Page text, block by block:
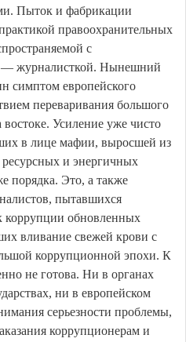
Пыток и фабрикации
правоохранительных
с
— журналисткой. Нынешний
симптом европейского
переваривания большого
востоке. Усиление уже чисто
в лице мафии, выросшей из
и энергичных
порядка. Это, а также
пытавшихся
коррупции обновленных
вливание свежей крови с
коррупционной эпохи. К
не готова. Ни в органах
ни в европейском
серьезности проблемы,
коррупционерам и